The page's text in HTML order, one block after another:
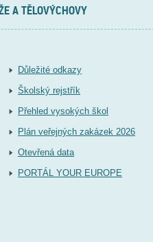
A TĚLOVÝCHOVY
Důležité odkazy
Školský rejstřík
Přehled vysokých škol
Plán veřejných zakázek 2026
Otevřená data
PORTÁL YOUR EUROPE